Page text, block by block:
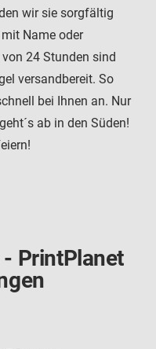
wir sie sorgfältig
Name oder
24 Stunden sind
versandbereit. So
bei Ihnen an. Nur
ab in den Süden!
PrintPlanet